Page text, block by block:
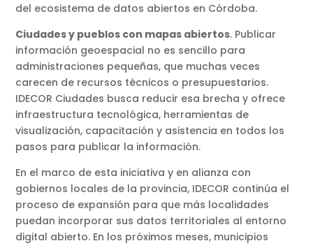
del ecosistema de datos abiertos en Córdoba.
Ciudades y pueblos con mapas abiertos. Publicar
información geoespacial no es sencillo para
administraciones pequeñas, que muchas veces
carecen de recursos técnicos o presupuestarios.
IDECOR Ciudades busca reducir esa brecha y ofrece
infraestructura tecnológica, herramientas de
visualización, capacitación y asistencia en todos los
pasos para publicar la información.
En el marco de esta iniciativa y en alianza con
gobiernos locales de la provincia, IDECOR continúa el
proceso de expansión para que más localidades
puedan incorporar sus datos territoriales al entorno
digital abierto. En los próximos meses, municipios